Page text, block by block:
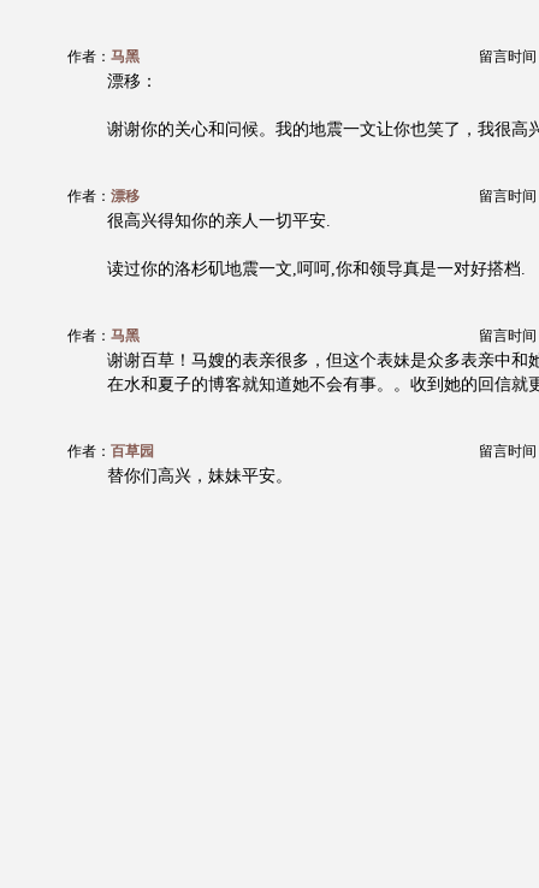
作者： 马黑 留言时间
漂移：
谢谢你的关心和问候。我的地震一文让你也笑了，我很高
作者： 漂移 留言时间
很高兴得知你的亲人一切平安.
读过你的洛杉矶地震一文,呵呵,你和领导真是一对好搭档.
作者： 马黑 留言时间
谢谢百草！马嫂的表亲很多，但这个表妹是众多表亲中和
在水和夏子的博客就知道她不会有事。。收到她的回信就
作者： 百草园 留言时间
替你们高兴，妹妹平安。